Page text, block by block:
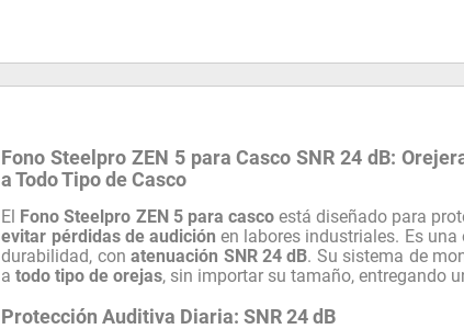
Fono Steelpro ZEN 5 para Casco SNR 24 dB:
a Todo Tipo de Casco
El Fono Steelpro ZEN 5 para cascoestá diseñado para
evitar pérdidas de audición en labores industriales. Es una
durabilidad, conatenuación SNR 24 dB. Su sistema de
atodo tipo de orejas, sin importar su tamaño, entregando
Protección Auditiva Diaria: SNR 24 dB